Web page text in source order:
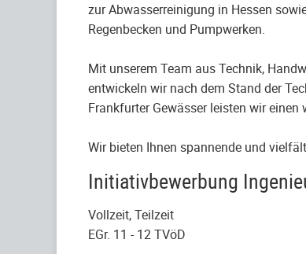
zur Abwasserreinigung in Hessen
Regenbecken und Pumpwerken.
Mit unserem Team aus Technik,
entwickeln wir nach dem Stand der
Frankfurter Gewässer leisten wir
Wir bieten Ihnen spannende und
Initiativbewerbung
Vollzeit, Teilzeit
EGr. 11 - 12 TVöD